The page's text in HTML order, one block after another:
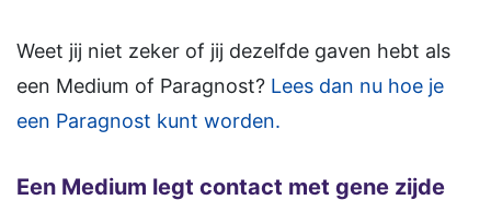
Weet jij niet zeker of jij dezelfde gaven hebt als
een Medium of Paragnost? Lees dan nu hoe je
een Paragnost kunt worden.
Een Medium legt contact met gene zijde